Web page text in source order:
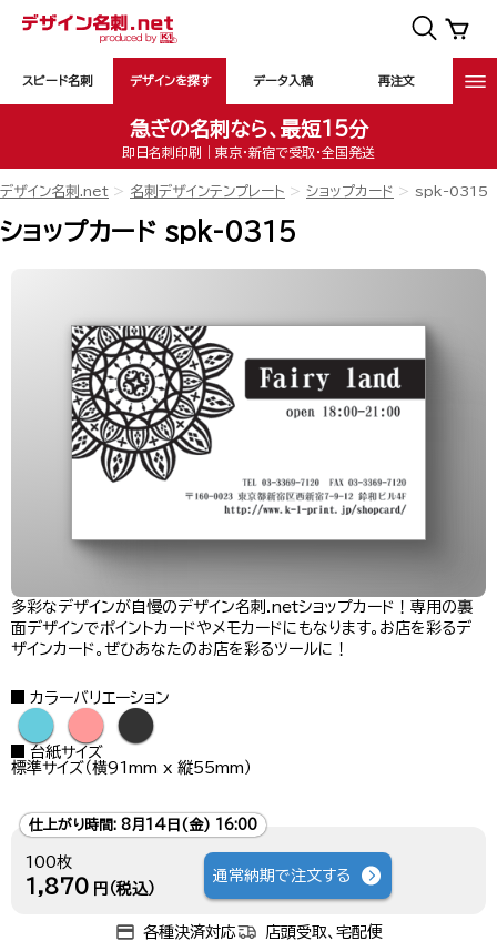
スピード名刺 デザインを探す データ入稿 再注文
急ぎの名刺なら、最短15分
即日名刺印刷｜東京・新宿で受取・全国発送
デザイン名刺.net 名刺デザインテンプレート ショップカード spk-0315
ショップカード spk-0315
多彩なデザインが自慢のデザイン名刺.netショップカード！専用の裏
面デザインでポイントカードやメモカードにもなります。お店を彩るデ
ザインカード。ぜひあなたのお店を彩るツールに！
カラーバリエーション
● ● ●
台紙サイズ
標準サイズ（横91mm x 縦55mm）
仕上がり時間: 8月14日(金) 16:00
100枚
1,870 円（税込）
通常納期で注文する
各種決済対応 店頭受取、宅配便